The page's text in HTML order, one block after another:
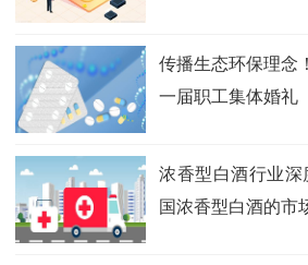
传播生态环保理念
一届职工集体婚礼
浓香型白酒行业
国浓香型白酒的市